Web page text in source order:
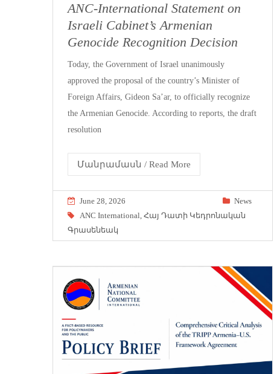
ANC-International Statement on
Israeli Cabinet’s Armenian
Genocide Recognition Decision
Today, the Government of Israel unanimously
approved the proposal of the country’s Minister of
Foreign Affairs, Gideon Sa’ar, to officially recognize
the Armenian Genocide. According to reports, the draft
resolution
Մանրամասն / Read More
June 28, 2026
News
ANC International, Հայ Դատի Կեդրոնական
Գրասենեակ